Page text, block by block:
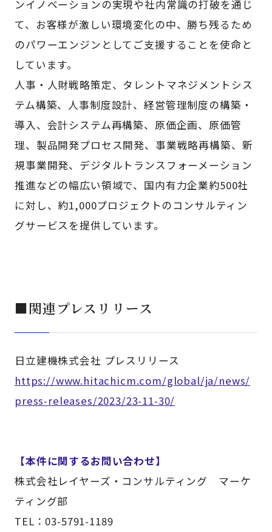
ンイノベーションの実現や社内常識の打破を通じ
て、お客様が激しい環境変化の中、勝ち残るため
のパワーエンジンとしてご支援することを使命と
しています。
人事・人財戦略策定、タレントマネジメントシス
テム構築、人事制度設計、経営管理制度の構築・
導入、会計システム再構築、原価企画、原価管
理、製品開発プロセス開発、事業戦略再構築、新
規事業開発、デジタルトランスフォーメーション
推進などの幅広い領域で、国内有力企業約500社
に対し、約1,000プロジェクトのコンサルティン
グサービスを提供しています。
■関連プレスリリース
日立建機株式会社 プレスリリース
https://www.hitachicm.com/global/ja/news/
press-releases/2023/23-11-30/
【本件に関するお問い合わせ】
株式会社レイヤーズ・コンサルティング マーケ
ティング部
TEL：03-5791-1189